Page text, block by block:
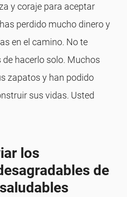
y ​​coraje para aceptar
perdido mucho dinero y
en el camino. No te
de hacerlo solo. Muchos
zapatos y han podido
sus vidas. Usted
los
de